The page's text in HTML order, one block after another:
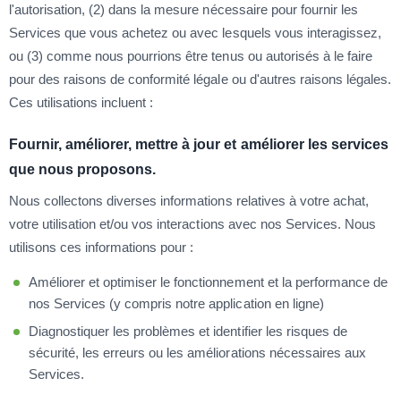
l'autorisation, (2) dans la mesure nécessaire pour fournir les
Services que vous achetez ou avec lesquels vous interagissez,
ou (3) comme nous pourrions être tenus ou autorisés à le faire
pour des raisons de conformité légale ou d'autres raisons légales.
Ces utilisations incluent :
Fournir, améliorer, mettre à jour et améliorer les services
que nous proposons.
Nous collectons diverses informations relatives à votre achat,
votre utilisation et/ou vos interactions avec nos Services. Nous
utilisons ces informations pour :
Améliorer et optimiser le fonctionnement et la performance de
nos Services (y compris notre application en ligne)
Diagnostiquer les problèmes et identifier les risques de
sécurité, les erreurs ou les améliorations nécessaires aux
Services.